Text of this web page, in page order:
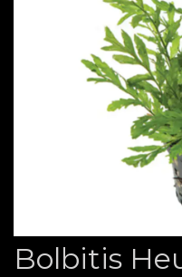
Bolbitis